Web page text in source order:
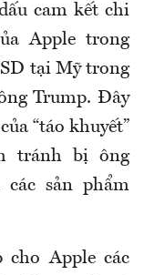
cam kết chi
Apple trong
tại Mỹ trong
Trump. Đây
“táo khuyết”
tránh bị ông
sản phẩm
cho Apple các